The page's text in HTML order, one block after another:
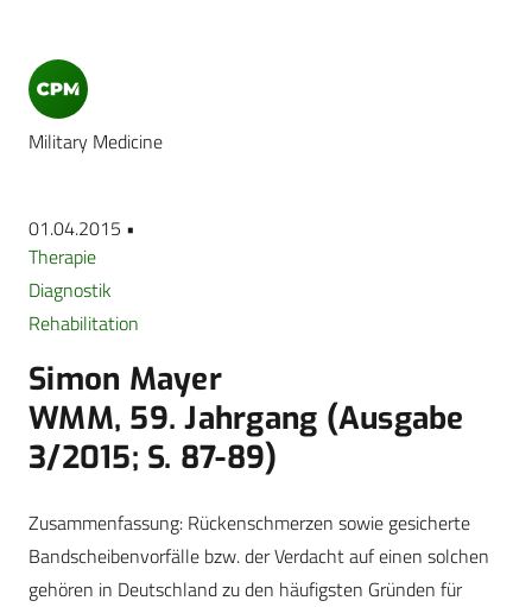
Military Medicine
01.04.2015 •
Therapie
Diagnostik
Rehabilitation
Simon Mayer
WMM, 59. Jahrgang (Ausgabe
3/2015; S. 87-89)
Zusammenfassung: Rückenschmerzen sowie gesicherte
Bandscheibenvorfälle bzw. der Verdacht auf einen solchen
gehören in Deutschland zu den häufigsten Gründen für